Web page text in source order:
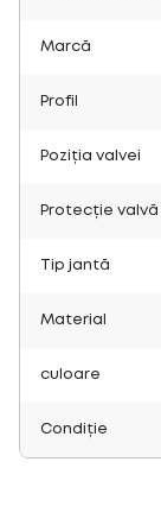
Marcă
Profil
Poziția valvei
Protecție valvă
Tip jantă
Material
culoare
Condiție